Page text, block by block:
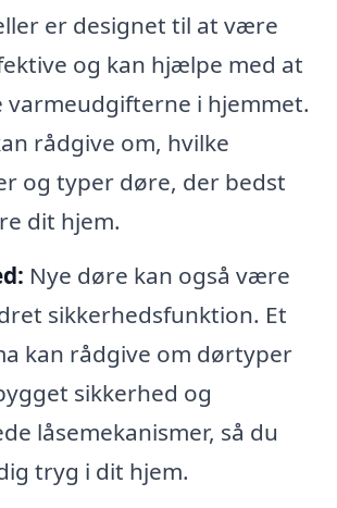
er designet til at være
og kan hjælpe med at
varmeudgifterne i hjemmet.
rådgive om, hvilke
og typer døre, der bedst
dit hjem.
Nye døre kan også være
sikkerhedsfunktion. Et
kan rådgive om dørtyper
sikkerhed og
låsemekanismer, så du
tryg i dit hjem.